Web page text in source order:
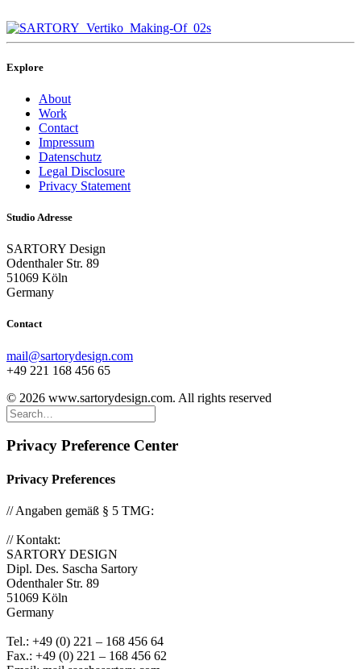
Explore
About
Work
Contact
Impressum
Datenschutz
Legal Disclosure
Privacy Statement
Studio Adresse
SARTORY Design
Odenthaler Str. 89
51069 Köln
Germany
Contact
mail@sartorydesign.com
+49 221 168 456 65
© 2026 www.sartorydesign.com. All rights reserved
Privacy Preference Center
Privacy Preferences
// Angaben gemäß § 5 TMG:
// Kontakt:
SARTORY DESIGN
Dipl. Des. Sascha Sartory
Odenthaler Str. 89
51069 Köln
Germany
Tel.: +49 (0) 221 – 168 456 64
Fax.: +49 (0) 221 – 168 456 62